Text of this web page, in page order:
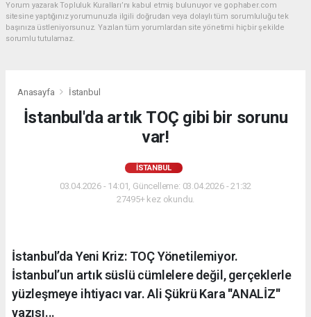
Yorum yazarak Topluluk Kuralları’nı kabul etmiş bulunuyor ve gophaber.com
sitesine yaptığınız yorumunuzla ilgili doğrudan veya dolaylı tüm sorumluluğu tek
başınıza üstleniyorsunuz. Yazılan tüm yorumlardan site yönetimi hiçbir şekilde
sorumlu tutulamaz.
Anasayfa İstanbul
İstanbul'da artık TOÇ gibi bir sorunu
var!
İSTANBUL
03.04.2026 - 14:01, Güncelleme: 03.04.2026 - 21:32
27495+ kez okundu.
İstanbul’da Yeni Kriz: TOÇ Yönetilemiyor.
İstanbul’un artık süslü cümlelere değil, gerçeklerle
yüzleşmeye ihtiyacı var. Ali Şükrü Kara ''ANALİZ''
yazısı...